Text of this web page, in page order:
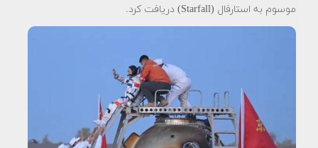
موسوم به استارفال (Starfall) دریافت کرد.